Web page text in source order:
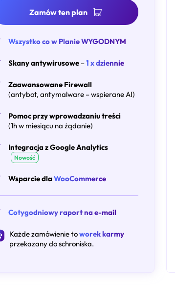
Zamów ten plan
Wszystko co w Planie WYGODNYM
Skany antywirusowe –1 x dziennie
Zaawansowane Firewall
(antybot, antymalware – wspierane AI)
Pomoc przy wprowadzaniu treści
(1h w miesiącu na żądanie)
Integracja z Google Analytics
Nowość
Wsparcie dlaWooCommerce
Cotygodniowy raport na e-mail
Każde zamówienie toworek karmy
przekazany do schroniska.